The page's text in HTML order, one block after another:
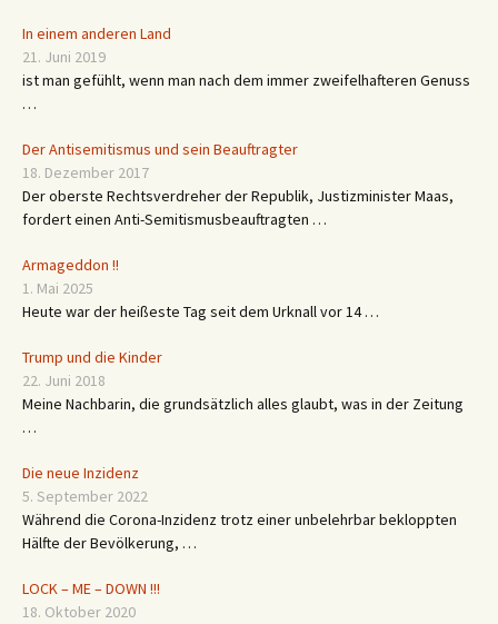
In einem anderen Land
21. Juni 2019
ist man gefühlt, wenn man nach dem immer zweifelhafteren Genuss
…
Der Antisemitismus und sein Beauftragter
18. Dezember 2017
Der oberste Rechtsverdreher der Republik, Justizminister Maas,
fordert einen Anti-Semitismusbeauftragten …
Armageddon !!
1. Mai 2025
Heute war der heißeste Tag seit dem Urknall vor 14 …
Trump und die Kinder
22. Juni 2018
Meine Nachbarin, die grundsätzlich alles glaubt, was in der Zeitung
…
Die neue Inzidenz
5. September 2022
Während die Corona-Inzidenz trotz einer unbelehrbar bekloppten
Hälfte der Bevölkerung, …
LOCK – ME – DOWN !!!
18. Oktober 2020